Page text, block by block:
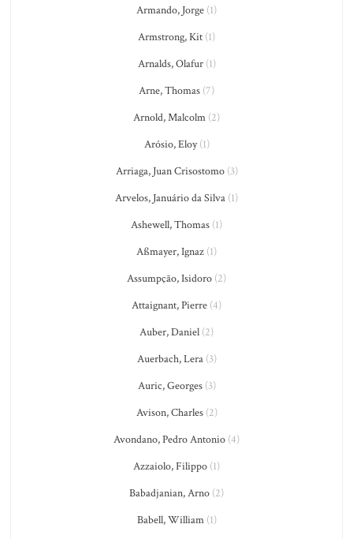
Armando, Jorge (1)
Armstrong, Kit (1)
Arnalds, Olafur(1)
Arne, Thomas (7)
Arnold, Malcolm (2)
Arósio, Eloy(1)
Arriaga, Juan Crisostomo(3)
Arvelos, Januário da Silva (1)
Ashewell, Thomas (1)
Aßmayer, Ignaz (1)
Assumpção, Isidoro (2)
Attaignant, Pierre (4)
Auber, Daniel (2)
Auerbach, Lera(3)
Auric, Georges(3)
Avison, Charles(2)
Avondano, Pedro Antonio (4)
Azzaiolo, Filippo (1)
Babadjanian, Arno (2)
Babell, William(1)